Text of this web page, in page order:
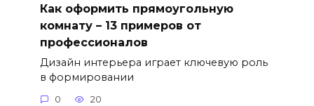
Как оформить прямоугольную
комнату – 13 примеров от
профессионалов
Дизайн интерьера играет ключевую роль
в формировании
0 20